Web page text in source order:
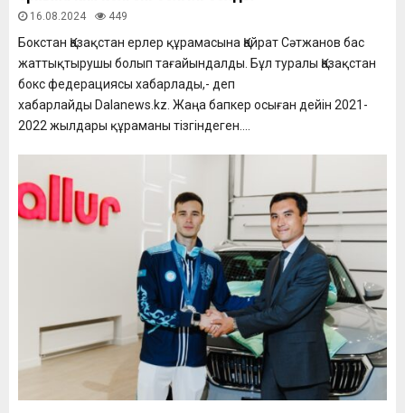
16.08.2024 449
Бокстан Қазақстан ерлер құрамасына Қайрат Сәтжанов бас
жаттықтырушы болып тағайындалды. Бұл туралы Қазақстан
бокс федерациясы хабарлады,- деп
хабарлайды Dalanews.kz. Жаңа бапкер осыған дейін 2021-
2022 жылдары құраманы тізгіндеген....